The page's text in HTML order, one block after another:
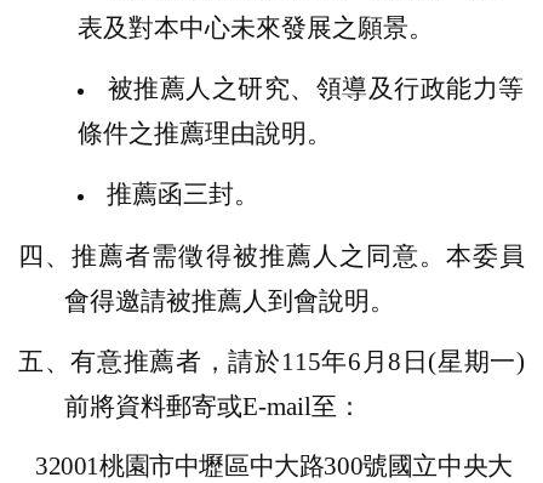
表及對本中心未來發展之願景。
被推薦人之研究、領導及行政能力等
條件之推薦理由說明。
推薦函三封。
四、推薦者需徵得被推薦人之同意。本委員
會得邀請被推薦人到會說明。
五、有意推薦者，請於115年6 月8 日 (星期一)
前將資料郵寄或E-mail至：
32001桃園市中壢區中大路300號國立中央大